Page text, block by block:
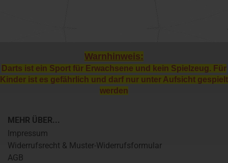
Warnhinweis:
Darts ist ein Sport für Erwachsene und kein Spielzeug. Für
Kinder ist es gefährlich und darf nur unter Aufsicht gespielt
werden
MEHR ÜBER...
Impressum
Widerrufsrecht & Muster-Widerrufsformular
AGB